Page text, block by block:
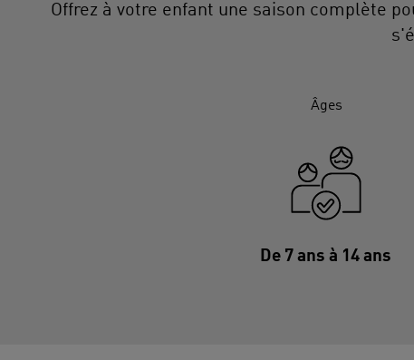
Offrez à votre enfant une saison complète
Âges
De 7 ans à 14 ans